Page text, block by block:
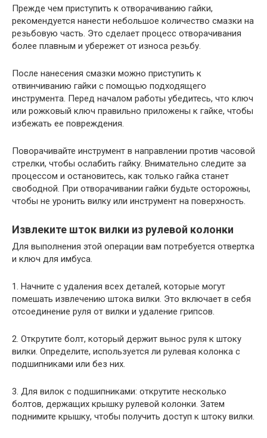
Прежде чем приступить к отворачиванию гайки,
рекомендуется нанести небольшое количество смазки на
резьбовую часть. Это сделает процесс отворачивания
более плавным и убережет от износа резьбу.
Поcле нанесения смазки можно приступить к
отвинчиванию гайки с помощью подходящего
инструмента. Перед началом работы убедитесь, что ключ
или рожковый ключ правильно приложены к гайке, чтобы
избежать ее повреждения.
Поворачивайте инструмент в направлении против часовой
стрелки, чтобы ослабить гайку. Внимательно следите за
процессом и остановитесь, как только гайка станет
свободной. При отворачивании гайки будьте осторожны,
чтобы не уронить вилку или инструмент на поверхность.
Извлеките шток вилки из рулевой колонки
Для выполнения этой операции вам потребуется отвертка
и ключ для имбуса.
1. Начните с удаления всех деталей, которые могут
помешать извлечению штока вилки. Это включает в себя
отсоединение руля от вилки и удаление грипсов.
2. Открутите болт, который держит вынос руля к штоку
вилки. Определите, используется ли рулевая колонка с
подшипниками или без них.
3. Для вилок с подшипниками: открутите несколько
болтов, держащих крышку рулевой колонки. Затем
поднимите крышку, чтобы получить доступ к штоку вилки.